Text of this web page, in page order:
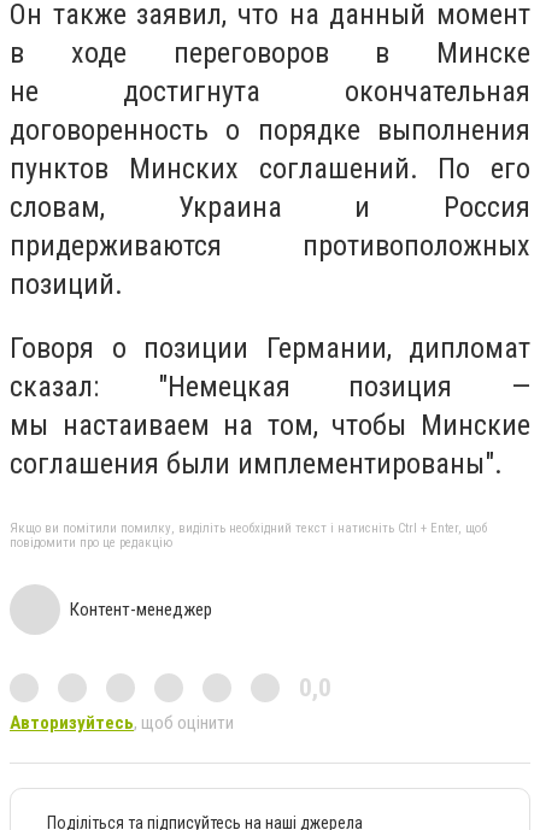
Он также заявил, что на данный момент
в ходе переговоров в Минске
не достигнута окончательная
договоренность о порядке выполнения
пунктов Минских соглашений. По его
словам, Украина и Россия
придерживаются противоположных
позиций.
Говоря о позиции Германии, дипломат
сказал: "Немецкая позиция —
мы настаиваем на том, чтобы Минские
соглашения были имплементированы".
Якщо ви помітили помилку, виділіть необхідний текст і натисніть Ctrl + Enter, щоб
повідомити про це редакцію
Контент-менеджер
0,0
Авторизуйтесь, щоб оцінити
Поділіться та підписуйтесь на наші джерела